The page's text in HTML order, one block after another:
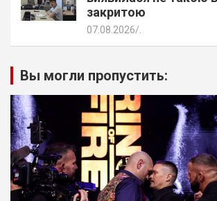
закритою
07.08.2026
Вы могли пропустить: